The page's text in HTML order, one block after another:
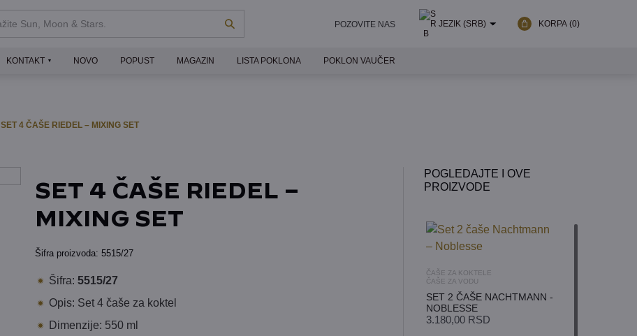
POZOVITE NAS JEZIK (SRB) KORPA (0)
KONTAKT NOVO POPUST MAGAZIN LISTA POKLONA POKLON VAUČER
SET 4 ČAŠE RIEDEL – MIXING SET
SET 4 ČAŠE RIEDEL –
MIXING SET
Šifra proizvoda: 5515/27
Šifra: 5515/27
Opis: Set 4 čaše za koktel
Dimenzije: 550 ml
POGLEDAJTE I OVE
PROIZVODE
ČAŠE ZA KOKTELE
ČAŠE ZA VODU
SET 2 ČAŠE NACHTMANN -
NOBLESSE
3.180,00 RSD